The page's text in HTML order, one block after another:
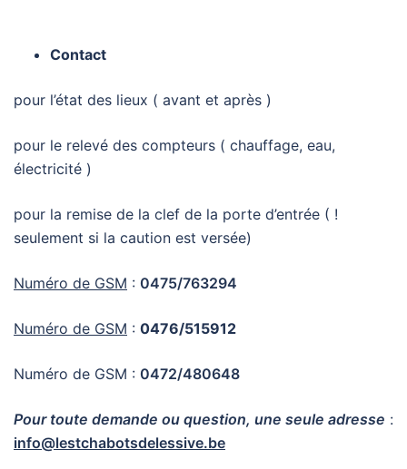
Contact
pour l’état des lieux ( avant et après )
pour le relevé des compteurs ( chauffage, eau,
électricité )
pour la remise de la clef de la porte d’entrée ( !
seulement si la caution est versée)
Numéro de GSM : 0475/763294
Numéro de GSM : 0476/515912
Numéro de GSM : 0472/480648
Pour toute demande ou question, une seule adresse :
info@lestchabotsdelessive.be